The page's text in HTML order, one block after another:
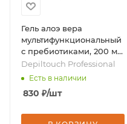
Гель алоэ вера
мультифункциональный
с пребиотиками, 200 мл,
бренд - Depiltouch
Professional
Depiltouch Professional
Есть в наличии
830 ₽/шт